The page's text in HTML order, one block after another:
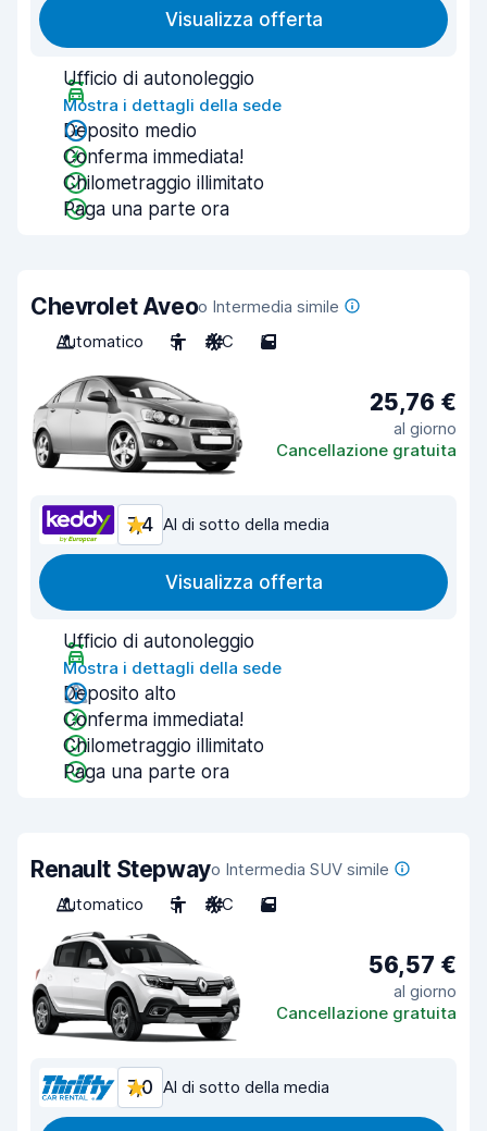
Visualizza offerta
Ufficio di autonoleggio
Mostra i dettagli della sede
Deposito medio
Conferma immediata!
Chilometraggio illimitato
Paga una parte ora
Chevrolet Aveoo Intermedia simile
Automatico
5 A/C 5
25,76 €
al giorno
Cancellazione gratuita
7,4 Al di sotto della media
Visualizza offerta
Ufficio di autonoleggio
Mostra i dettagli della sede
Deposito alto
Conferma immediata!
Chilometraggio illimitato
Paga una parte ora
Renault Stepwayo Intermedia SUV simile
Automatico
5 A/C 5
56,57 €
al giorno
Cancellazione gratuita
7,0 Al di sotto della media